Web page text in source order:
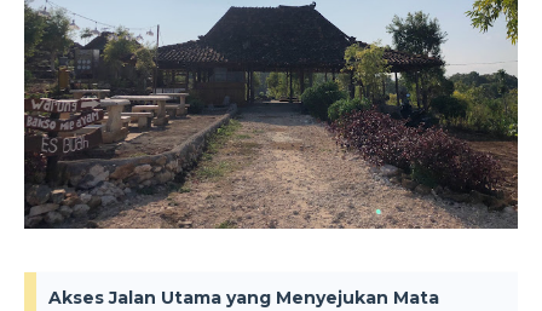
Akses Jalan Utama yang Menyejukan Mata